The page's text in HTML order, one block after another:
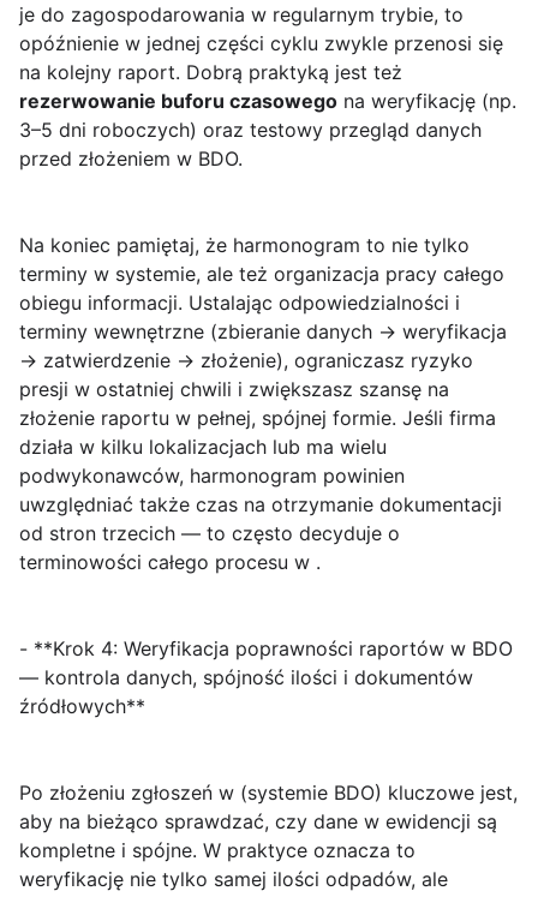
je do zagospodarowania w regularnym trybie, to
opóźnienie w jednej części cyklu zwykle przenosi się
na kolejny raport. Dobrą praktyką jest też
rezerwowanie buforu czasowego na weryfikację (np.
3–5 dni roboczych) oraz testowy przegląd danych
przed złożeniem w BDO.
Na koniec pamiętaj, że harmonogram to nie tylko
terminy w systemie, ale też organizacja pracy całego
obiegu informacji. Ustalając odpowiedzialności i
terminy wewnętrzne (zbieranie danych → weryfikacja
→ zatwierdzenie → złożenie), ograniczasz ryzyko
presji w ostatniej chwili i zwiększasz szansę na
złożenie raportu w pełnej, spójnej formie. Jeśli firma
działa w kilku lokalizacjach lub ma wielu
podwykonawców, harmonogram powinien
uwzględniać także czas na otrzymanie dokumentacji
od stron trzecich — to często decyduje o
terminowości całego procesu w .
- **Krok 4: Weryfikacja poprawności raportów w BDO
— kontrola danych, spójność ilości i dokumentów
źródłowych**
Po złożeniu zgłoszeń w (systemie BDO) kluczowe jest,
aby na bieżąco sprawdzać, czy dane w ewidencji są
kompletne i spójne. W praktyce oznacza to
weryfikację nie tylko samej ilości odpadów, ale